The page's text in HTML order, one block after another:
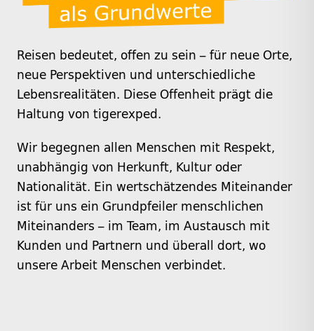
Reisen bedeutet, offen zu sein – für neue Orte,
neue Perspektiven und unterschiedliche
Lebensrealitäten. Diese Offenheit prägt die
Haltung von tigerexped.
Wir begegnen allen Menschen mit Respekt,
unabhängig von Herkunft, Kultur oder
Nationalität. Ein wertschätzendes Miteinander
ist für uns ein Grundpfeiler menschlichen
Miteinanders – im Team, im Austausch mit
Kunden und Partnern und überall dort, wo
unsere Arbeit Menschen verbindet.